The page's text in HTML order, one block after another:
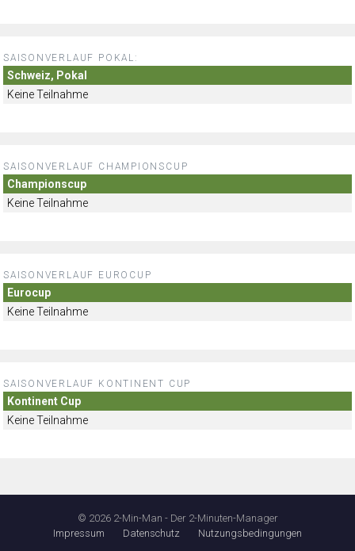
SAISONVERLAUF POKAL:
Schweiz, Pokal
Keine Teilnahme
SAISONVERLAUF CHAMPIONSCUP
Championscup
Keine Teilnahme
SAISONVERLAUF EUROCUP
Eurocup
Keine Teilnahme
SAISONVERLAUF KONTINENT CUP
Kontinent Cup
Keine Teilnahme
© 2026 2-Min-Man - Der 2-Minuten-Manager
Impressum
Datenschutz Nutzungsbedingungen